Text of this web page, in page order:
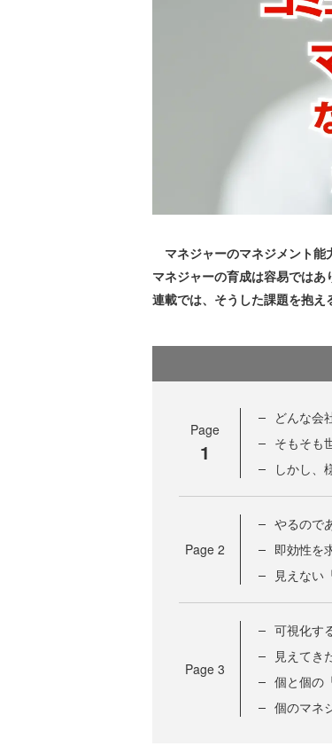
マネジャーのマネジメント能
マネジャーの育成は容易では
連載では、そうした課題を抱え
Page
1
どんな会
そもそも
しかし、
Page 2
やるので
即効性を
見えない
Page 3
可視化す
見えてき
個と個の
個のマネ